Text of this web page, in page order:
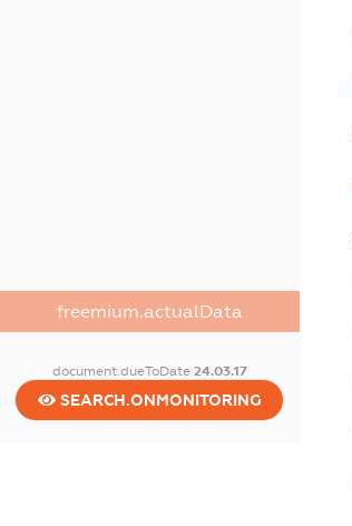
freemium.actualData
document.dueToDate 24.03.17
SEARCH.ONMONITORING